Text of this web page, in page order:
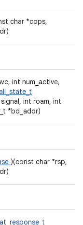
char *cops,
int num_active,
int roam, int
*bd_addr)
)(const char *rsp,